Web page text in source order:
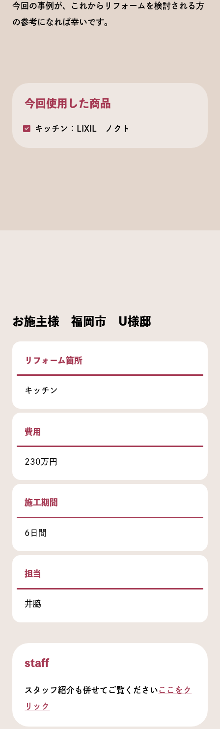
今回の事例が、これからリフォームを検討される方
の参考になれば幸いです。
今回使用した商品
キッチン：LIXIL ノクト
お施主様 福岡市 U様邸
リフォーム箇所
キッチン
費用
230万円
施工期間
6日間
担当
井脇
staff
スタッフ紹介も併せてご覧くださいここをク
リック